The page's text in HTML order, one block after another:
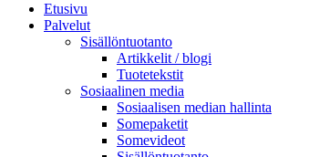
Etusivu
Palvelut
Sisällöntuotanto
Artikkelit / blogi
Tuotetekstit
Sosiaalinen media
Sosiaalisen median hallinta
Somepaketit
Somevideot